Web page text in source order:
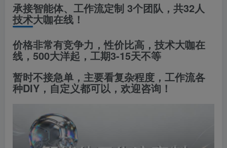
承接智能体、工作流定制 3个团队，共32人
技术大咖在线！
价格非常有竞争力，性价比高，技术大咖在
线，500大洋起，工期3-15天不等
暂时不接急单，主要看复杂程度， 工作流各
种DIY，自定义都可以，欢迎咨询！